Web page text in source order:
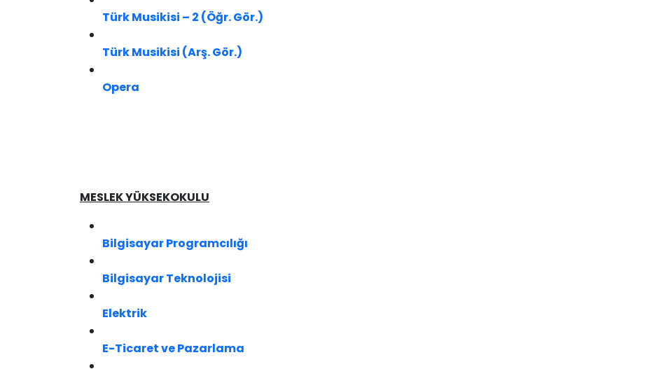
Türk Musikisi – 2 (Öğr. Gör.)
Türk Musikisi (Arş. Gör.)​
Opera
MESLEK YÜKSEKOKULU
Bilgisayar Programcılığı
Bilgisayar Teknolojisi
Elektrik
E-Ticaret ve Pazarlama​